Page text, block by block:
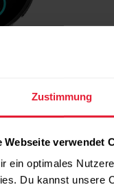
Zustimmung
Webseite verwendet
ein optimales
Du kannst unsere